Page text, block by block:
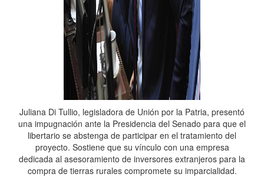
Juliana Di Tullio, legisladora de Unión por la Patria, presentó
una impugnación ante la Presidencia del Senado para que el
libertario se abstenga de participar en el tratamiento del
proyecto. Sostiene que su vínculo con una empresa
dedicada al asesoramiento de inversores extranjeros para la
compra de tierras rurales compromete su imparcialidad.